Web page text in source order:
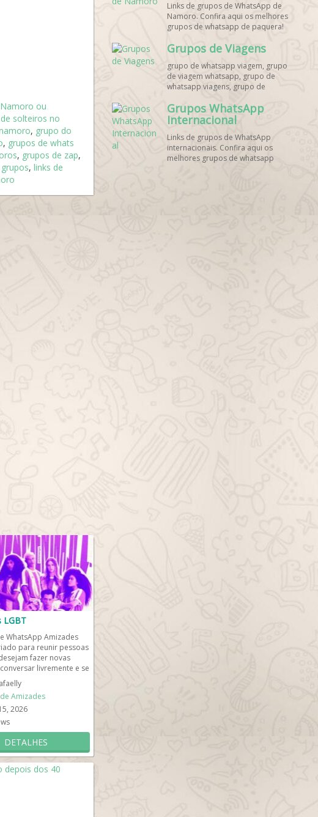
ou
solteiros no
, grupo do
, grupos de whats
, grupos de zap,
, links de
LGBT
WhatsApp Amizades
para reunir pessoas
fazer novas
livremente e se
em um...
Amizades
2026
DETALHES
Links de grupos de WhatsApp de
Namoro. Confira aqui os melhores
grupos de whatsapp de paquera!
Grupos de Viagens
grupo de whatsapp viagem, grupo
de viagem whatsapp, grupo de
whatsapp viagens, grupo de
viagem barata whatsapp, grupo de
mochileiros whatsapp, grupo de
excursão whatsapp, grupo de
viagem em grupo whatsapp, grupo
de viagens nacionais whatsapp,
Grupos WhatsApp
Internacional
Links de grupos de WhatsApp
internacionais. Confira aqui os
melhores grupos de whatsapp